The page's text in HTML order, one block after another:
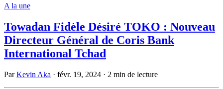
A la une
Towadan Fidèle Désiré TOKO : Nouveau
Directeur Général de Coris Bank
International Tchad
ParKevin Aka · févr. 19, 2024 · 2 min de lecture